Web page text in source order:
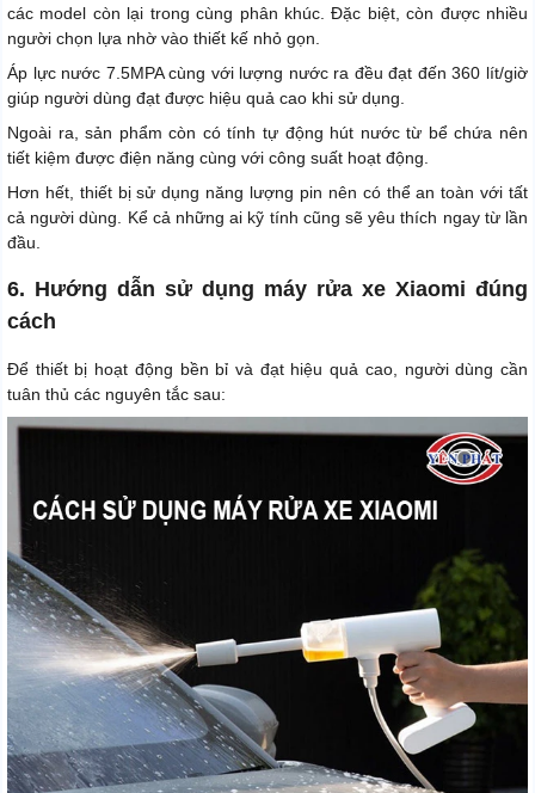
các model còn lại trong cùng phân khúc. Đặc biệt, còn được nhiều
người chọn lựa nhờ vào thiết kế nhỏ gọn.
Áp lực nước 7.5MPA cùng với lượng nước ra đều đạt đến 360 lít/giờ
giúp người dùng đạt được hiệu quả cao khi sử dụng.
Ngoài ra, sản phẩm còn có tính tự động hút nước từ bể chứa nên
tiết kiệm được điện năng cùng với công suất hoạt động.
Hơn hết, thiết bị sử dụng năng lượng pin nên có thể an toàn với tất
cả người dùng. Kể cả những ai kỹ tính cũng sẽ yêu thích ngay từ lần
đầu.
6. Hướng dẫn sử dụng máy rửa xe Xiaomi đúng
cách
Để thiết bị hoạt động bền bỉ và đạt hiệu quả cao, người dùng cần
tuân thủ các nguyên tắc sau: